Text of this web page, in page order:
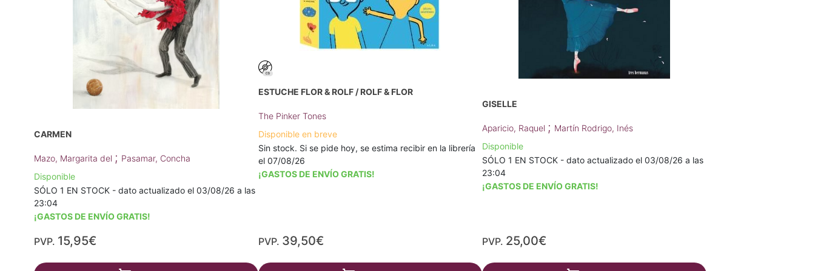
CARMEN
Mazo, Margarita del ; Pasamar, Concha
Disponible
SÓLO 1 EN STOCK - dato actualizado el 03/08/26 a las
23:04
¡GASTOS DE ENVÍO GRATIS!
PVP. 15,95€
ESTUCHE FLOR & ROLF / ROLF & FLOR
The Pinker Tones
Disponible en breve
Sin stock. Si se pide hoy, se estima recibir en la librería
el 07/08/26
¡GASTOS DE ENVÍO GRATIS!
PVP. 39,50€
GISELLE
Aparicio, Raquel ; Martín Rodrigo, Inés
Disponible
SÓLO 1 EN STOCK - dato actualizado el 03/08/26 a las
23:04
¡GASTOS DE ENVÍO GRATIS!
PVP. 25,00€